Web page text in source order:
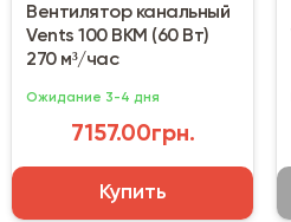
Вентилятор канальный
Vents 100 ВКМ (60 Вт)
270 м³/час
Ожидание 3-4 дня
7157.00грн.
Купить